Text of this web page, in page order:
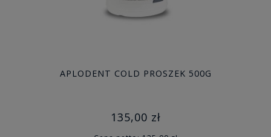
APLODENT COLD PROSZEK 500G
135,00 zł